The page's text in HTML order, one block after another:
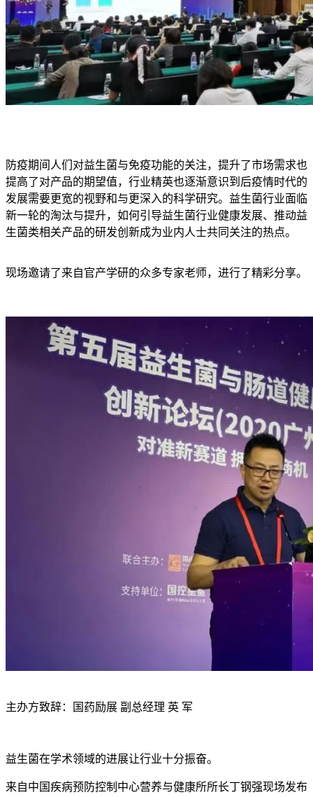
防疫期间人们对益生菌与免疫功能的关注，提升了市场需求也
提高了对产品的期望值，行业精英也逐渐意识到后疫情时代的
发展需要更宽的视野和与更深入的科学研究。益生菌行业面临
新一轮的淘汰与提升，如何引导益生菌行业健康发展、推动益
生菌类相关产品的研发创新成为业内人士共同关注的热点。
现场邀请了来自官产学研的众多专家老师，进行了精彩分享。
主办方致辞：国药励展 副总经理 英 军
益生菌在学术领域的进展让行业十分振奋。
来自中国疾病预防控制中心营养与健康所所长丁钢强现场发布